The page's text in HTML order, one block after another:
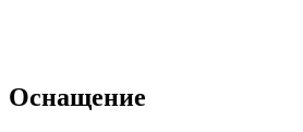
Оснащение